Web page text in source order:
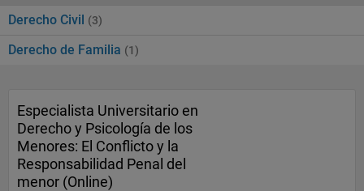
Derecho Civil (3)
Derecho de Familia (1)
Especialista Universitario en
Derecho y Psicología de los
Menores: El Conflicto y la
Responsabilidad Penal del
menor (Online)